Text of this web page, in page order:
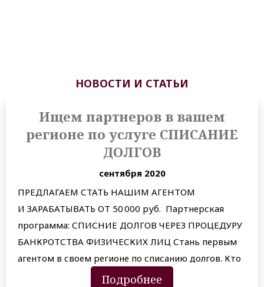
НОВОСТИ И СТАТЬИ
Ищем партнеров в вашем
регионе по услуге СПИСАНИЕ
ДОЛГОВ
сентября 2020
ПРЕДЛАГАЕМ СТАТЬ НАШИМ АГЕНТОМ
И ЗАРАБАТЫВАТЬ ОТ 50 000 руб. Партнерская
программа: СПИСНИЕ ДОЛГОВ ЧЕРЕЗ ПРОЦЕДУРУ
БАНКРОТСТВА ФИЗИЧЕСКИХ ЛИЦ Стань первым
агентом в своем регионе по списанию долгов. Кто
Подробнее